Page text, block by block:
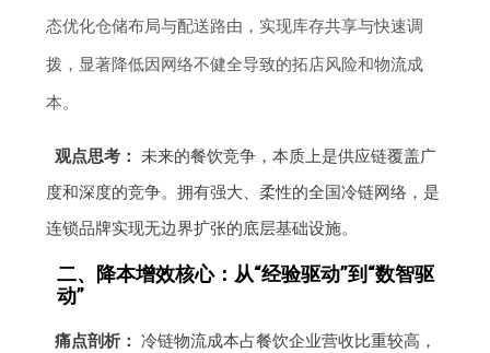
态优化仓储布局与配送路由，实现库存共享与快速调
拨，显著降低因网络不健全导致的拓店风险和物流成
本。
观点思考： 未来的餐饮竞争，本质上是供应链覆盖广
度和深度的竞争。拥有强大、柔性的全国冷链网络，是
连锁品牌实现无边界扩张的底层基础设施。
二、降本增效核心：从“经验驱动”到“数智驱
动”
痛点剖析： 冷链物流成本占餐饮企业营收比重较高，